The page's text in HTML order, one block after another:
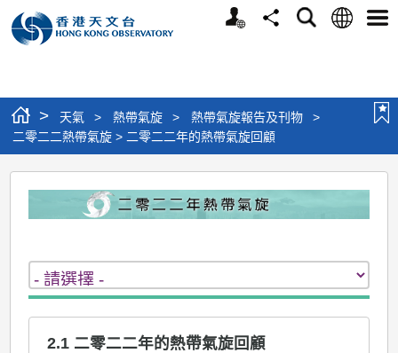
個
分
搜
語
選
> 天氣 > 熱帶氣旋 > 熱帶氣旋報告及刊物
>
二零二二熱帶氣旋 > 二零二二年的熱帶氣旋回顧
二
二
熱
帶
2.1 二零二二年的熱帶氣旋回顧